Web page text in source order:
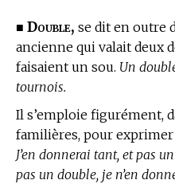
■ Double, se dit en outre
ancienne qui valait deux
faisaient un sou. Un
tournois.
Il s’emploie figurément,
familières, pour
J’en donnerai tant, et pas
pas un double, je n’en